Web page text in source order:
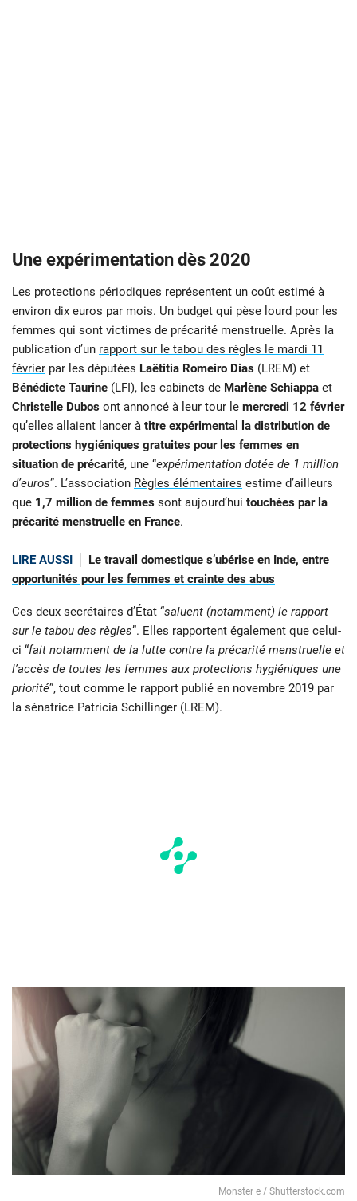
Une expérimentation dès 2020
Les protections périodiques représentent un coût estimé à
environ dix euros par mois. Un budget qui pèse lourd pour les
femmes qui sont victimes de précarité menstruelle. Après la
publication d’un rapport sur le tabou des règles le mardi 11
février par les députées Laëtitia Romeiro Dias (LREM) et
Bénédicte Taurine (LFI), les cabinets de Marlène Schiappa et
Christelle Dubos ont annoncé à leur tour le mercredi 12 février
qu’elles allaient lancer à titre expérimental la distribution de
protections hygiéniques gratuites pour les femmes en
situation de précarité, une “expérimentation dotée de 1 million
d’euros”. L’association Règles élémentaires estime d’ailleurs
que 1,7 million de femmes sont aujourd’hui touchées par la
précarité menstruelle en France.
LIRE AUSSI
Le travail domestique s’ubérise en Inde, entre
opportunités pour les femmes et crainte des abus
Ces deux secrétaires d’État “saluent (notamment) le rapport
sur le tabou des règles”. Elles rapportent également que celui-
ci “fait notamment de la lutte contre la précarité menstruelle et
l’accès de toutes les femmes aux protections hygiéniques une
priorité”, tout comme le rapport publié en novembre 2019 par
la sénatrice Patricia Schillinger (LREM).
— Monster e / Shutterstock.com